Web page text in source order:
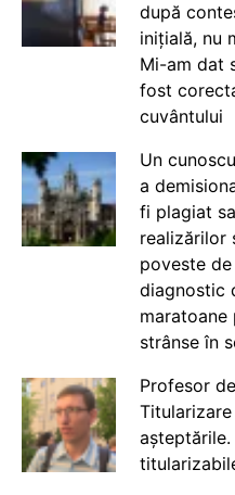
după
inițială, nu
Mi-am dat
fost
cuvântului
Un
a
fi plagiat
realizărilor
poveste
diagnostic
maratoane
strânse în
Profesor